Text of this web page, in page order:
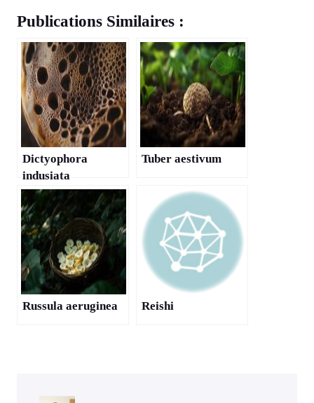
Publications Similaires :
Dictyophora
indusiata
Tuber aestivum
Russula aeruginea Reishi